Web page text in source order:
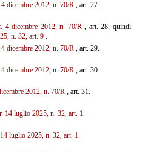
dicembre 2012, n. 70/R, art. 27.
4 dicembre 2012, n. 70/R, art. 28, quindi
n. 32, art. 9.
dicembre 2012, n. 70/R, art. 29.
dicembre 2012, n. 70/R, art. 30.
2012, n. 70/R, art. 31.
14 luglio 2025, n. 32, art. 1.
luglio 2025, n. 32, art. 1.